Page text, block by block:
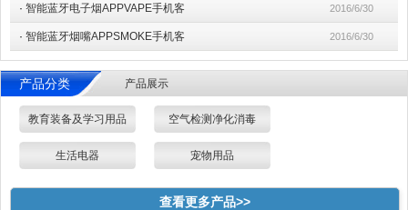
· 智能蓝牙电子烟APPVAPE手机客 2016/6/30
· 智能蓝牙烟嘴APPSMOKE手机客 2016/6/30
产品分类 产品展示
教育装备及学习用品 空气检测净化消毒
生活电器 宠物用品
查看更多产品>>